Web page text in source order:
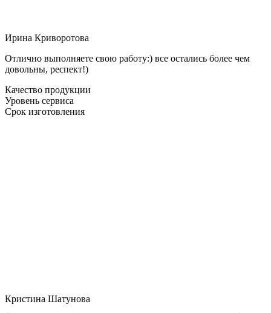
Ирина Криворотова
Отлично выполняете свою работу:) все остались более чем
довольны, респект!)
Качество продукции
Уровень сервиса
Срок изготовления
Кристина Шатунова